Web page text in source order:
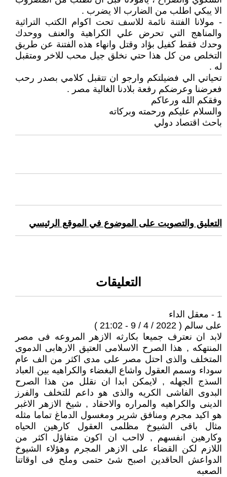
الا يبكي اطلب من الضارب الا يضرب .
- مولانا الفتنة نائمة للاسف تحت اكوام الكتب التراثية
والمناهج التي تحرض علي الكراهية والعنف ووحدك
وحدك فقط كفيل بؤاد وقتل وانهاء هذه الفتنة عن طريق
التخلص من كل هذا حتي نخلق جيل محب للاخر ومتقبل
له .
تحياتي الي فضيلتكم وارجو ان تتقبل كلامي بصدر رحب
فعرضنا وعرضكم رفعة بلادنا الغالية مصر .
وفقكم الله ورعاكم
والسلام عليكم ورحمته وبركاته
باحث اقتصاد دولي
التعليق والتصويت على الموضوع في الموقع الرئيسي
التعليقات
1 - معقل الداء
على سالم ( 2022 / 4 / 9 - 21:02 )
لابد ان نعترف جميعا بكارثه الازهر المروعه فى مصر
المنتهكه , هذا الصرح الاسلامى العتيق الارهابى الدموى
المتخلف والذى احتل مصر على مدى اكثر من الف عام
سوداء وسمم العقول واشاع البغضاء والكراهيه بين العباد
السذج الجهله , لايمكن ابدا ان نقلل من هذا الصرح
البدوى الفاشى الكريه والذى هو داعم للتخلف والفرز
الدينى والكراهيه والمراره والاحقاد , شيخ الازهر الاغبر
هو اكيد مجرم ومنافق شرير ومغسول الدماغ تماما مثله
مثال باقى الشيوخ مظلمى العقول كارهين الحياه
وكارهين انفسهم , لااحب ان اكون متفاؤل اكثر من
اللازم لكن القضاء على الازهر المجرم وهؤلاء الشيوخ
الدواعش الحاقدين اصبح شئ حتمى وملح فى اوقاتنا
الصعبه